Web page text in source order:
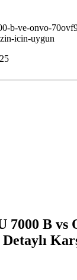
b-ve-onvo-
icin-uygun
7000 B vs